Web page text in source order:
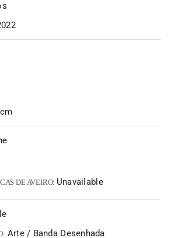
DE AVEIRO: Unavailable
Arte / Banda Desenhada